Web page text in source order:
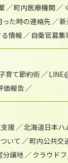
町内医療機関
った時の連絡先
情報 自衛官募
育て節約術
価報告
援 北海道日本ハ
いて 町内公共交
分譲地 クラウド